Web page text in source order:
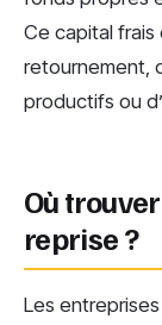
Ce capital frais
retournement,
productifs ou
Où
reprise ?
Les